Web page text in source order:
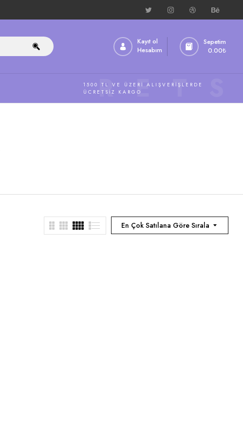
Kayıt ol
Hesabım
Sepetim
0.00₺
1500 TL VE ÜZERI ALIŞVERIŞLERDE
ÜCRETSIZ KARGO
En Çok Satılana Göre Sırala